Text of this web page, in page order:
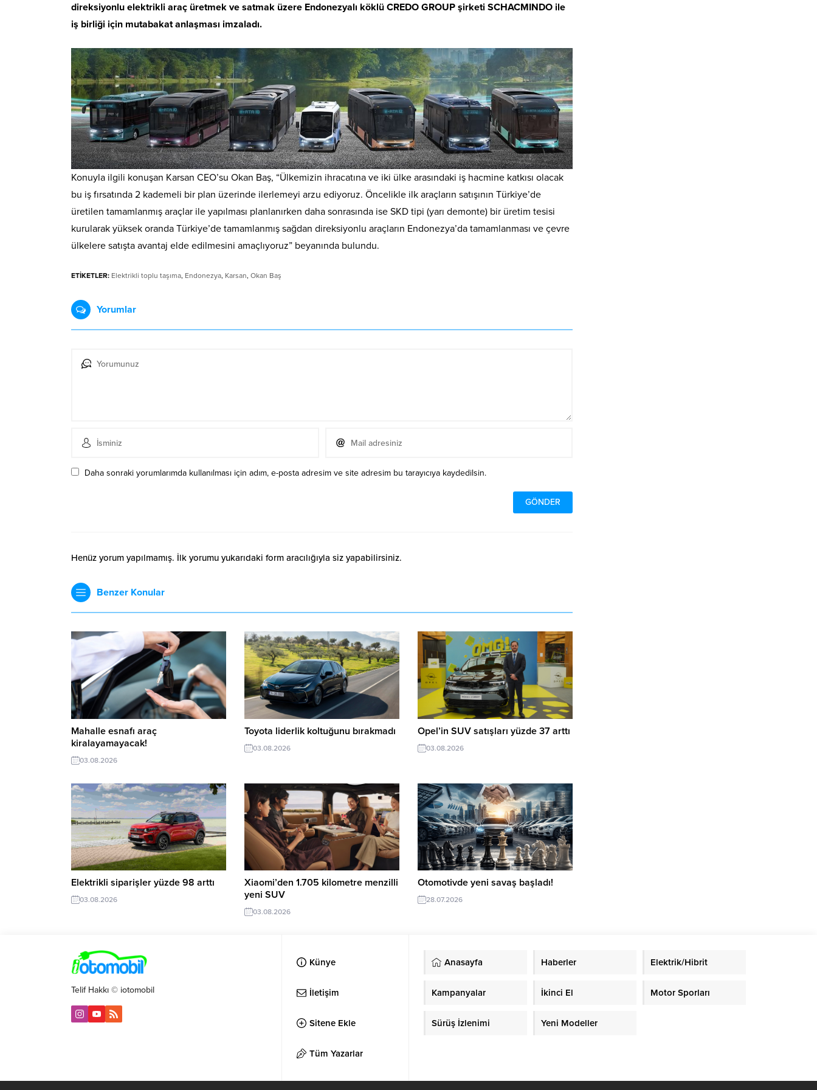
direksiyonlu elektrikli araç üretmek ve satmak üzere Endonezyalı köklü CREDO GROUP şirketi SCHACMINDO ile
iş birliği için mutabakat anlaşması imzaladı.
Konuyla ilgili konuşan Karsan CEO’su Okan Baş, “Ülkemizin ihracatına ve iki ülke arasındaki iş hacmine katkısı olacak
bu iş fırsatında 2 kademeli bir plan üzerinde ilerlemeyi arzu ediyoruz. Öncelikle ilk araçların satışının Türkiye’de
üretilen tamamlanmış araçlar ile yapılması planlanırken daha sonrasında ise SKD tipi (yarı demonte) bir üretim tesisi
kurularak yüksek oranda Türkiye’de tamamlanmış sağdan direksiyonlu araçların Endonezya’da tamamlanması ve çevre
ülkelere satışta avantaj elde edilmesini amaçlıyoruz” beyanında bulundu.
ETİKETLER: Elektrikli toplu taşıma, Endonezya, Karsan, Okan Baş
Yorumlar
Daha sonraki yorumlarımda kullanılması için adım, e-posta adresim ve site adresim bu tarayıcıya kaydedilsin.
Henüz yorum yapılmamış. İlk yorumu yukarıdaki form aracılığıyla siz yapabilirsiniz.
Benzer Konular
Mahalle esnafı araç
kiralayamayacak!
03.08.2026
Toyota liderlik koltuğunu bırakmadı
03.08.2026
Opel’in SUV satışları yüzde 37 arttı
03.08.2026
Elektrikli siparişler yüzde 98 arttı
03.08.2026
Xiaomi’den 1.705 kilometre menzilli
yeni SUV
03.08.2026
Otomotivde yeni savaş başladı!
28.07.2026
Telif Hakkı © iotomobil
Künye
İletişim
Sitene Ekle
Tüm Yazarlar
Anasayfa Haberler Elektrik/Hibrit
Kampanyalar İkinci El Motor Sporları
Sürüş İzlenimi Yeni Modeller